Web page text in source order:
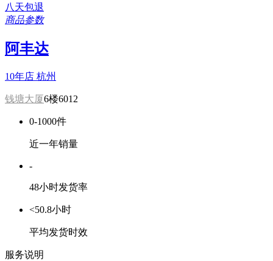
八天包退
商品参数
阿丰达
10年店 杭州
钱塘大厦6楼6012
0-1000件
近一年销量
-
48小时发货率
<50.8小时
平均发货时效
服务说明